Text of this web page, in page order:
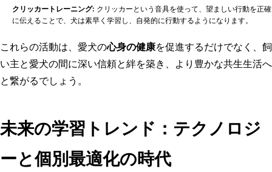
クリッカートレーニング: クリッカーという音具を使って、望ましい行動を正確
に伝えることで、犬は素早く学習し、自発的に行動するようになります。
これらの活動は、愛犬の心身の健康を促進するだけでなく、飼
い主と愛犬の間に深い信頼と絆を築き、より豊かな共生生活へ
と繋がるでしょう。
未来の学習トレンド：テクノロジ
ーと個別最適化の時代